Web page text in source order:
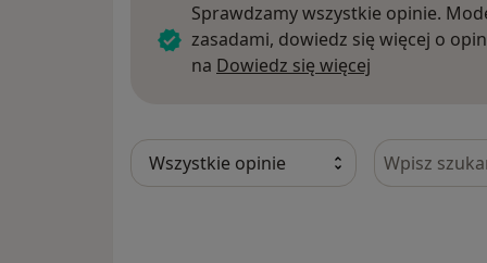
Sprawdzamy wszystkie opinie.
zasadami, dowiedz się więcej o
na Dowiedz się więcej
Szukaj w